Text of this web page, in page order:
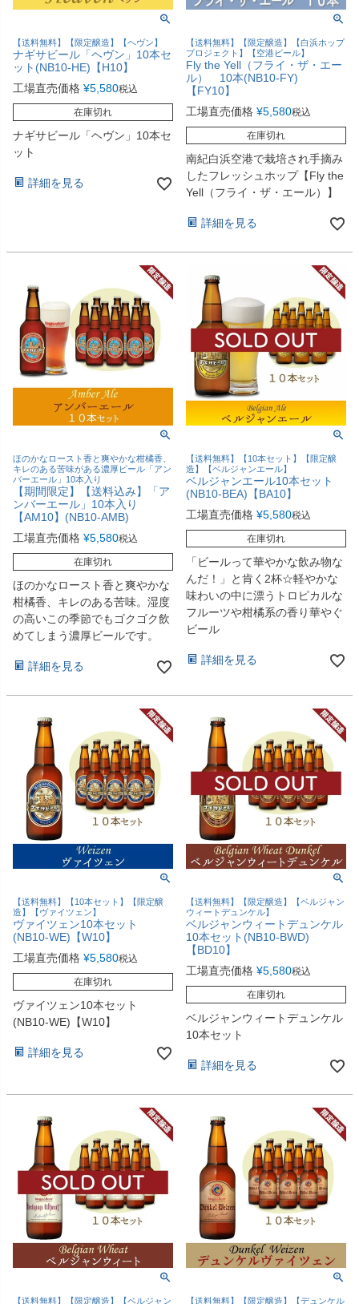
【送料無料】【限定醸造】【ヘヴン】
ナギサビール「ヘヴン」10本セ
ット(NB10-HE)【H10】
工場直売価格 ¥5,580税込
在庫切れ
ナギサビール「ヘヴン」10本セ
ット
詳細を見る
【送料無料】【限定醸造】【白浜ホップ
プロジェクト】【空港ビール】
Fly the Yell（フライ・ザ・エー
ル） 10本(NB10-FY)
【FY10】
工場直売価格 ¥5,580税込
在庫切れ
南紀白浜空港で栽培され手摘み
したフレッシュホップ【Fly the
Yell（フライ・ザ・エール）】
詳細を見る
ほのかなロースト香と爽やかな柑橘香、
キレのある苦味がある濃厚ビール「アン
バーエール」10本入り
【期間限定】【送料込み】「ア
ンバーエール」10本入り
【AM10】(NB10-AMB)
工場直売価格 ¥5,580税込
在庫切れ
ほのかなロースト香と爽やかな
柑橘香、キレのある苦味。湿度
の高いこの季節でもゴクゴク飲
めてしまう濃厚ビールです。
詳細を見る
【送料無料】【10本セット】【限定醸
造】【ベルジャンエール】
ベルジャンエール10本セット
(NB10-BEA)【BA10】
工場直売価格 ¥5,580税込
在庫切れ
「ビールって華やかな飲み物な
んだ！」と肯く2杯☆軽やかな
味わいの中に漂うトロピカルな
フルーツや柑橘系の香り華やぐ
ビール
詳細を見る
【送料無料】【10本セット】【限定醸
造】【ヴァイツェン】
ヴァイツェン10本セット
(NB10-WE)【W10】
工場直売価格 ¥5,580税込
在庫切れ
ヴァイツェン10本セット
(NB10-WE)【W10】
詳細を見る
【送料無料】【限定醸造】【ベルジャン
ウィートデュンケル】
ベルジャンウィートデュンケル
10本セット(NB10-BWD)
【BD10】
工場直売価格 ¥5,580税込
在庫切れ
ベルジャンウィートデュンケル
10本セット
詳細を見る
【送料無料】【限定醸造】【ベルジャン 【送料無料】【限定醸造】【デュンケル